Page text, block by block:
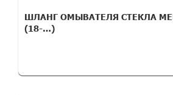
ШЛАНГ ОМЫВАТЕЛЯ СТЕКЛА
(18-…)